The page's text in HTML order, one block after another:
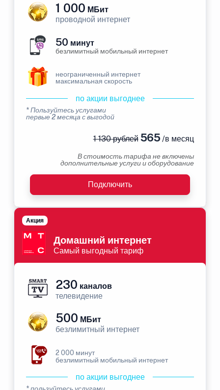
1 000 МБит
проводной интернет
50 минут
безлимитный мобильный интернет
неограниченный интернет
максимальная скорость
по акции выгоднее
* Пользуйтесь услугами
первые 2 месяца с выгодой
1 130 рублей565 /в месяц
В стоимость тарифа не включены
дополнительные услуги и оборудование
Подключить
Домашний интернет
Самый выгодный тариф
Акция
230 каналов
телевидение
500 МБит
безлимитный интернет
2 000 минут
безлимитный мобильный интернет
по акции выгоднее
* пользуйтесь услугами